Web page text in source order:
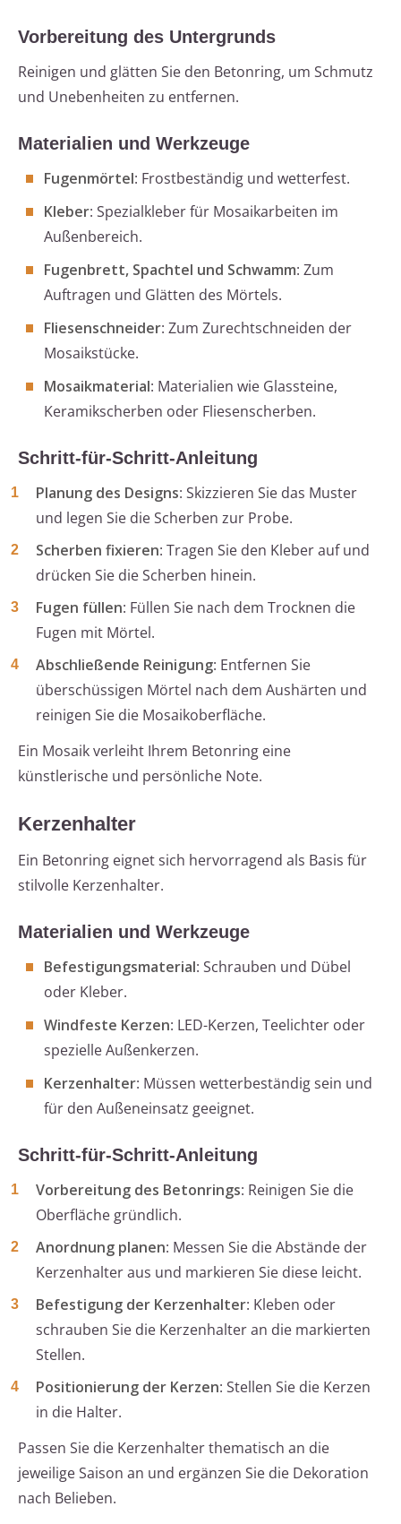
Vorbereitung des Untergrunds
Reinigen und glätten Sie den Betonring, um Schmutz
und Unebenheiten zu entfernen.
Materialien und Werkzeuge
Fugenmörtel: Frostbeständig und wetterfest.
Kleber: Spezialkleber für Mosaikarbeiten im
Außenbereich.
Fugenbrett, Spachtel und Schwamm: Zum
Auftragen und Glätten des Mörtels.
Fliesenschneider: Zum Zurechtschneiden der
Mosaikstücke.
Mosaikmaterial: Materialien wie Glassteine,
Keramikscherben oder Fliesenscherben.
Schritt-für-Schritt-Anleitung
Planung des Designs: Skizzieren Sie das Muster
und legen Sie die Scherben zur Probe.
Scherben fixieren: Tragen Sie den Kleber auf und
drücken Sie die Scherben hinein.
Fugen füllen: Füllen Sie nach dem Trocknen die
Fugen mit Mörtel.
Abschließende Reinigung: Entfernen Sie
überschüssigen Mörtel nach dem Aushärten und
reinigen Sie die Mosaikoberfläche.
Ein Mosaik verleiht Ihrem Betonring eine
künstlerische und persönliche Note.
Kerzenhalter
Ein Betonring eignet sich hervorragend als Basis für
stilvolle Kerzenhalter.
Materialien und Werkzeuge
Befestigungsmaterial: Schrauben und Dübel
oder Kleber.
Windfeste Kerzen: LED-Kerzen, Teelichter oder
spezielle Außenkerzen.
Kerzenhalter: Müssen wetterbeständig sein und
für den Außeneinsatz geeignet.
Schritt-für-Schritt-Anleitung
Vorbereitung des Betonrings: Reinigen Sie die
Oberfläche gründlich.
Anordnung planen: Messen Sie die Abstände der
Kerzenhalter aus und markieren Sie diese leicht.
Befestigung der Kerzenhalter: Kleben oder
schrauben Sie die Kerzenhalter an die markierten
Stellen.
Positionierung der Kerzen: Stellen Sie die Kerzen
in die Halter.
Passen Sie die Kerzenhalter thematisch an die
jeweilige Saison an und ergänzen Sie die Dekoration
nach Belieben.